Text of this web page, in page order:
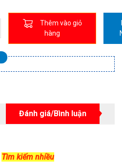
Thêm vào giỏ
hàng
Đánh giá/Bình luận
Tìm kiếm nhiều